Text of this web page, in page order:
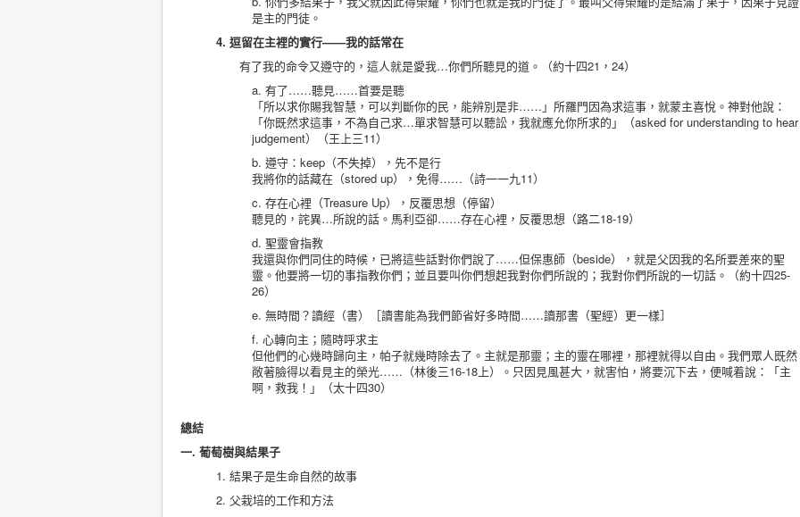
是主的門徒。
4. 逗留在主裡的實行——我的話常在
有了我的命令又遵守的，這人就是愛我…你們所聽見的道。（約十四21，24）
a. 有了……聽見……首要是聽
「所以求你賜我智慧，可以判斷你的民，能辨別是非……」所羅門因為求這事，就蒙主喜悅。神對他說：
「你既然求這事，不為自己求…單求智慧可以聽訟，我就應允你所求的」（asked for understanding to hear
judgement）（王上三11）
b. 遵守：keep（不失掉），先不是行
我將你的話藏在（stored up），免得……（詩一一九11）
c. 存在心裡（Treasure Up），反覆思想（停留）
聽見的，詫異…所說的話。馬利亞卻……存在心裡，反覆思想（路二18-19）
d. 聖靈會指教
我還與你們同住的時候，已將這些話對你們說了……但保惠師（beside），就是父因我的名所要差來的聖
靈。他要將一切的事指教你們；並且要叫你們想起我對你們所說的；我對你們所說的一切話。（約十四25-
26）
e. 無時間？讀經（書）［讀書能為我們節省好多時間……讀那書（聖經）更一樣］
f. 心轉向主；隨時呼求主
但他們的心幾時歸向主，帕子就幾時除去了。主就是那靈；主的靈在哪裡，那裡就得以自由。我們眾人既然
敞著臉得以看見主的榮光……（林後三16-18上）。只因見風甚大，就害怕，將要沉下去，便喊着說：「主
啊，救我！」（太十四30）
總結
一. 葡萄樹與結果子
1. 結果子是生命自然的故事
2. 父栽培的工作和方法